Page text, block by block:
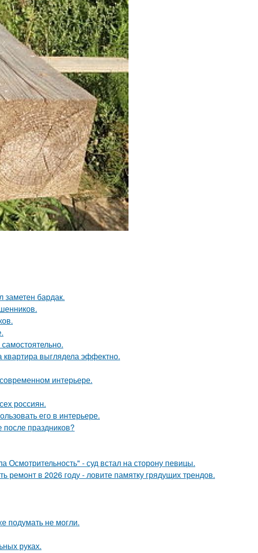
заметен бардак.
выглядела эффектно.
интерьере.
россиян.
его в интерьере.
праздников?
Осмотрительность" - суд встал на сторону певицы.
ремонт в 2026 году - ловите памятку грядущих трендов.
подумать не могли.
руках.